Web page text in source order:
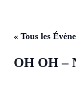
« Tous les
OH OH –